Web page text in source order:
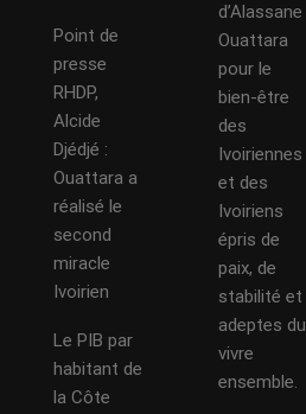
Point de
presse
RHDP,
Alcide
Djédjé :
Ouattara a
réalisé le
second
miracle
Ivoirien
Le PIB par
habitant de
la Côte
d’Alassane
Ouattara
pour le
bien-être
des
Ivoiriennes
et des
Ivoiriens
épris de
paix, de
stabilité et
adeptes du
vivre
ensemble.